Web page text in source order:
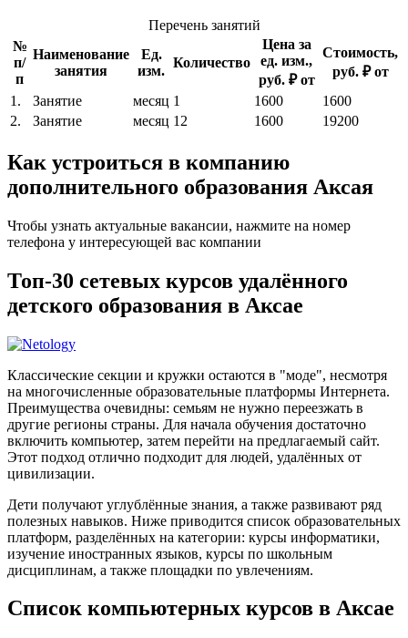
Перечень занятий
№
п/
п
Наименование
занятия
Ед.
изм.
Количество
Цена за
ед. изм.,
руб. ₽ от
Стоимость,
руб. ₽ от
1.
Занятие месяц 1 1600
1600
2.
Занятие месяц 12 1600 19200
Как устроиться в компанию
дополнительного образования Аксая
Чтобы узнать актуальные вакансии, нажмите на номер
телефона у интересующей вас компании
Топ-30 сетевых курсов удалённого
детского образования в Аксае
Классические секции и кружки остаются в "моде", несмотря
на многочисленные образовательные платформы Интернета.
Преимущества очевидны: семьям не нужно переезжать в
другие регионы страны. Для начала обучения достаточно
включить компьютер, затем перейти на предлагаемый сайт.
Этот подход отлично подходит для людей, удалённых от
цивилизации.
Дети получают углублённые знания, а также развивают ряд
полезных навыков. Ниже приводится список образовательных
платформ, разделённых на категории: курсы информатики,
изучение иностранных языков, курсы по школьным
дисциплинам, а также площадки по увлечениям.
Список компьютерных курсов в Аксае